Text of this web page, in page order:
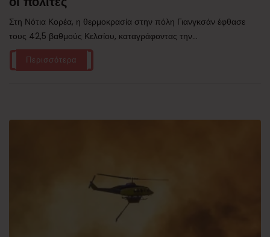
Στη Νότια Κορέα, η θερμοκρασία στην πόλη Γιανγκσάν έφθασε
τους 42,5 βαθμούς Κελσίου, καταγράφοντας την...
Περισσότερα